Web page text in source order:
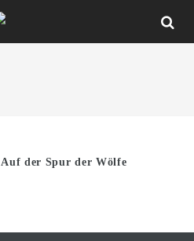
Auf der Spur der Wölfe